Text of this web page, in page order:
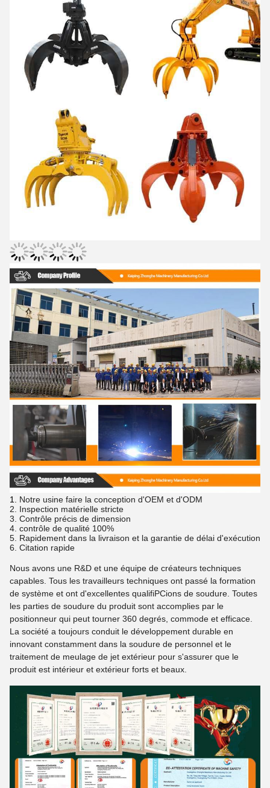
1. Notre usine faire la conception d'OEM et d'ODM
2. Inspection matérielle stricte
3. Contrôle précis de dimension
4. contrôle de qualité 100%
5. Rapidement dans la livraison et la garantie de délai d'exécution
6. Citation rapide
Nous avons une R&D et une équipe de créateurs techniques
capables. Tous les travailleurs techniques ont passé la formation
de système et ont d'excellentes qualifiPCions de soudure. Toutes
les parties de soudure du produit sont accomplies par le
positionneur qui peut tourner 360 degrés, commode et efficace.
La société a toujours conduit le développement durable en
innovant constamment dans la soudure de personnel et le
traitement de meulage de jet extérieur pour s'assurer que le
produit est intérieur et extérieur forts et beaux.